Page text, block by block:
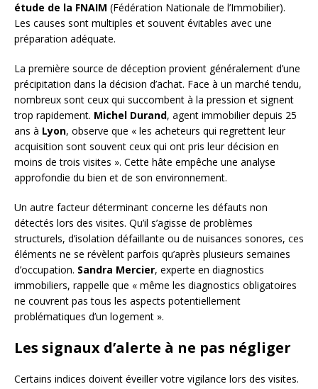
étude de la FNAIM (Fédération Nationale de l’Immobilier).
Les causes sont multiples et souvent évitables avec une
préparation adéquate.
La première source de déception provient généralement d’une
précipitation dans la décision d’achat. Face à un marché tendu,
nombreux sont ceux qui succombent à la pression et signent
trop rapidement. Michel Durand, agent immobilier depuis 25
ans à Lyon, observe que « les acheteurs qui regrettent leur
acquisition sont souvent ceux qui ont pris leur décision en
moins de trois visites ». Cette hâte empêche une analyse
approfondie du bien et de son environnement.
Un autre facteur déterminant concerne les défauts non
détectés lors des visites. Qu’il s’agisse de problèmes
structurels, d’isolation défaillante ou de nuisances sonores, ces
éléments ne se révèlent parfois qu’après plusieurs semaines
d’occupation. Sandra Mercier, experte en diagnostics
immobiliers, rappelle que « même les diagnostics obligatoires
ne couvrent pas tous les aspects potentiellement
problématiques d’un logement ».
Les signaux d’alerte à ne pas négliger
Certains indices doivent éveiller votre vigilance lors des visites.